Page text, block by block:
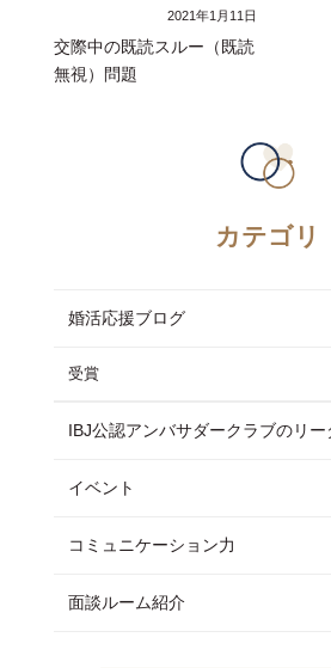
2021年1月11日
交際中の既読スルー（既読
無視）問題
カテゴリ
婚活応援ブログ
受賞
IBJ公認アンバサダークラブのリー
イベント
コミュニケーション力
面談ルーム紹介